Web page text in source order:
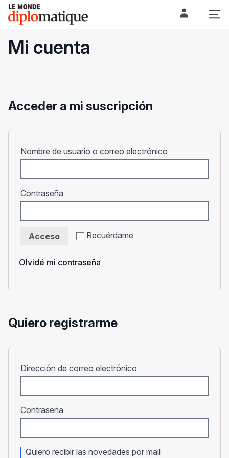
Skip
content
Le monde diplomatique
Mi cuenta
Acceder a mi suscripción
Nombre de usuario o correo electrónico
Contraseña
Recuérdame
Acceso
Olvidé mi contraseña
Quiero registrarme
Dirección de correo electrónico
Contraseña
Quiero recibir las novedades por mail